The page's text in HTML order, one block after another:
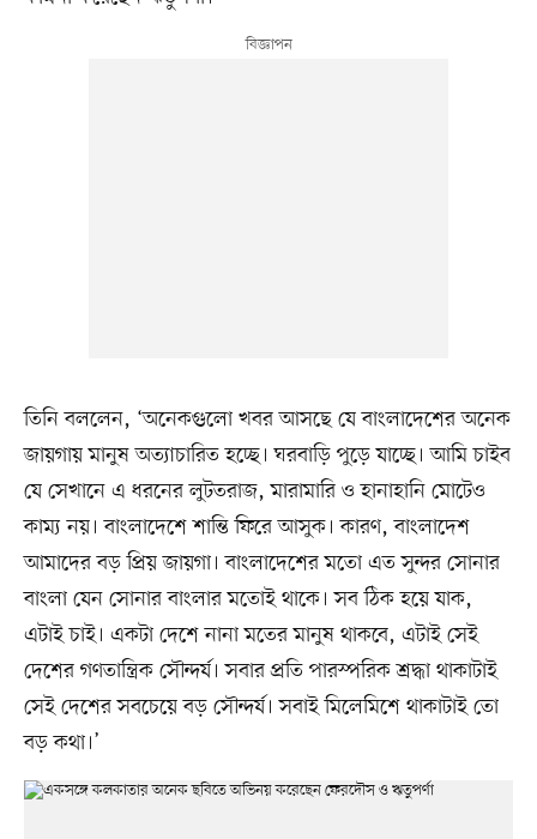
তিনি বললেন, ‘অনেকগুলো খবর আসছে যে বাংলাদেশের অনেক
জায়গায় মানুষ অত্যাচারিত হচ্ছে। ঘরবাড়ি পুড়ে যাচ্ছে। আমি চাইব
যে সেখানে এ ধরনের লুটতরাজ, মারামারি ও হানাহানি মোটেও
কাম্য নয়। বাংলাদেশে শান্তি ফিরে আসুক। কারণ, বাংলাদেশ
আমাদের বড় প্রিয় জায়গা। বাংলাদেশের মতো এত সুন্দর সোনার
বাংলা যেন সোনার বাংলার মতোই থাকে। সব ঠিক হয়ে যাক,
এটাই চাই। একটা দেশে নানা মতের মানুষ থাকবে, এটাই সেই
দেশের গণতান্ত্রিক সৌন্দর্য। সবার প্রতি পারস্পরিক শ্রদ্ধা থাকাটাই
সেই দেশের সবচেয়ে বড় সৌন্দর্য। সবাই মিলেমিশে থাকাটাই তো
বড় কথা।’